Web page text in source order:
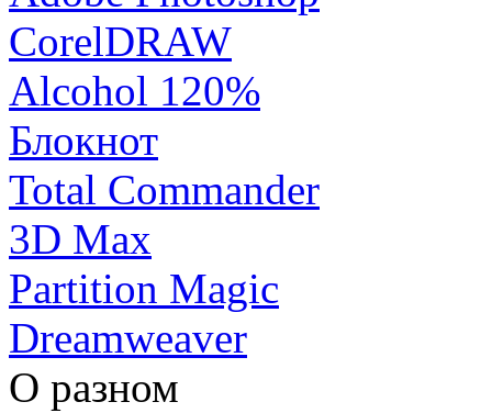
CorelDRAW
Alcohol 120%
Блокнот
Total Commander
3D Max
Partition Magic
Dreamweaver
О разном